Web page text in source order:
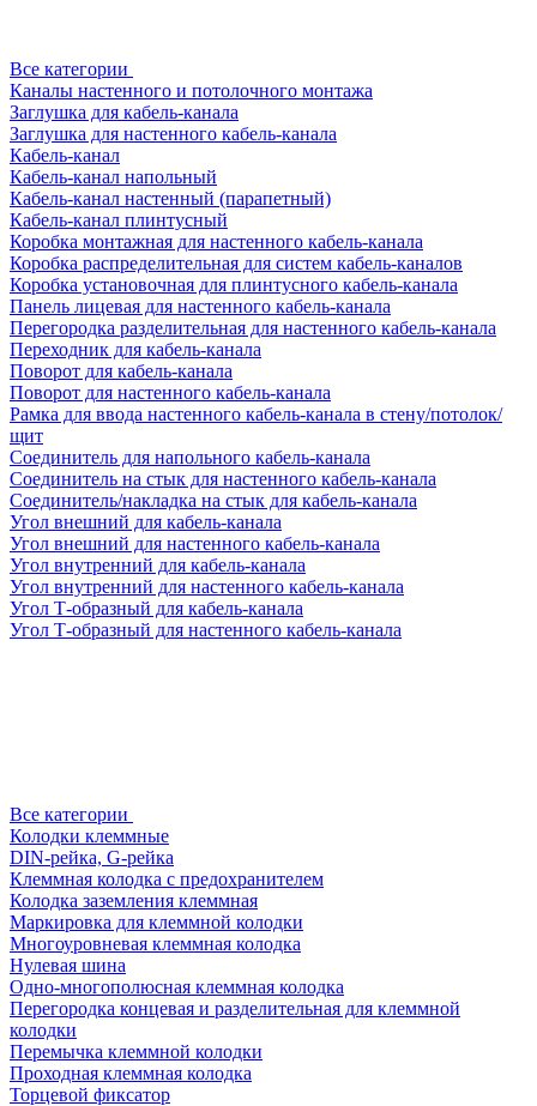
Все категории
Каналы настенного и потолочного монтажа
Заглушка для кабель-канала
Заглушка для настенного кабель-канала
Кабель-канал
Кабель-канал напольный
Кабель-канал настенный (парапетный)
Кабель-канал плинтусный
Коробка монтажная для настенного кабель-канала
Коробка распределительная для систем кабель-каналов
Коробка установочная для плинтусного кабель-канала
Панель лицевая для настенного кабель-канала
Перегородка разделительная для настенного кабель-канала
Переходник для кабель-канала
Поворот для кабель-канала
Поворот для настенного кабель-канала
Рамка для ввода настенного кабель-канала в стену/потолок/
щит
Соединитель для напольного кабель-канала
Соединитель на стык для настенного кабель-канала
Соединитель/накладка на стык для кабель-канала
Угол внешний для кабель-канала
Угол внешний для настенного кабель-канала
Угол внутренний для кабель-канала
Угол внутренний для настенного кабель-канала
Угол Т-образный для кабель-канала
Угол Т-образный для настенного кабель-канала
Все категории
Колодки клеммные
DIN-рейка, G-рейка
Клеммная колодка с предохранителем
Колодка заземления клеммная
Маркировка для клеммной колодки
Многоуровневая клеммная колодка
Нулевая шина
Одно-многополюсная клеммная колодка
Перегородка концевая и разделительная для клеммной
колодки
Перемычка клеммной колодки
Проходная клеммная колодка
Торцевой фиксатор